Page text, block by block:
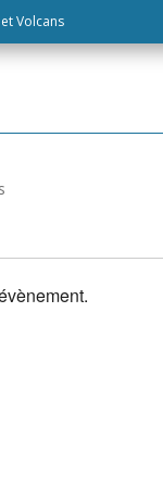
Volcans